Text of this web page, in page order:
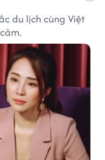
du lịch cùng Việt